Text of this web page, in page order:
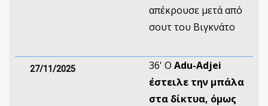
απέκρουσε μετά από
σουτ του Βιγκνάτο
27/11/2025 36' Ο Adu-Adjei
έστειλε την μπάλα
στα δίκτυα, όμως